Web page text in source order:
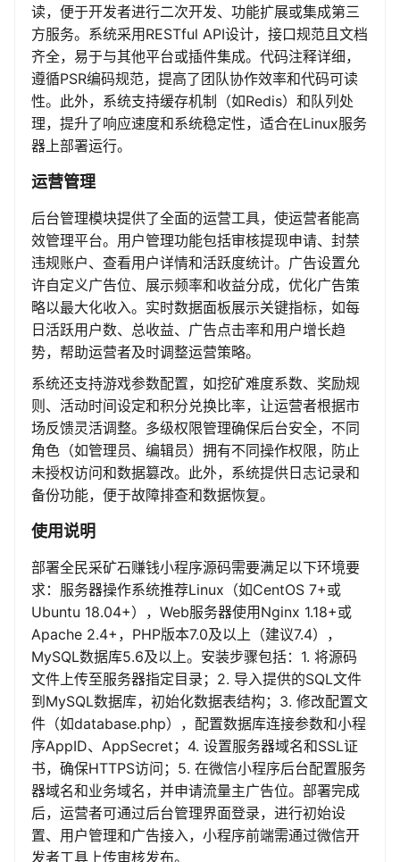
读，便于开发者进行二次开发、功能扩展或集成第三
方服务。系统采用RESTful API设计，接口规范且文档
齐全，易于与其他平台或插件集成。代码注释详细，
遵循PSR编码规范，提高了团队协作效率和代码可读
性。此外，系统支持缓存机制（如Redis）和队列处
理，提升了响应速度和系统稳定性，适合在Linux服务
器上部署运行。
运营管理
后台管理模块提供了全面的运营工具，使运营者能高
效管理平台。用户管理功能包括审核提现申请、封禁
违规账户、查看用户详情和活跃度统计。广告设置允
许自定义广告位、展示频率和收益分成，优化广告策
略以最大化收入。实时数据面板展示关键指标，如每
日活跃用户数、总收益、广告点击率和用户增长趋
势，帮助运营者及时调整运营策略。
系统还支持游戏参数配置，如挖矿难度系数、奖励规
则、活动时间设定和积分兑换比率，让运营者根据市
场反馈灵活调整。多级权限管理确保后台安全，不同
角色（如管理员、编辑员）拥有不同操作权限，防止
未授权访问和数据篡改。此外，系统提供日志记录和
备份功能，便于故障排查和数据恢复。
使用说明
部署全民采矿石赚钱小程序源码需要满足以下环境要
求：服务器操作系统推荐Linux（如CentOS 7+或
Ubuntu 18.04+），Web服务器使用Nginx 1.18+或
Apache 2.4+，PHP版本7.0及以上（建议7.4），
MySQL数据库5.6及以上。安装步骤包括：1. 将源码
文件上传至服务器指定目录；2. 导入提供的SQL文件
到MySQL数据库，初始化数据表结构；3. 修改配置文
件（如database.php），配置数据库连接参数和小程
序AppID、AppSecret；4. 设置服务器域名和SSL证
书，确保HTTPS访问；5. 在微信小程序后台配置服务
器域名和业务域名，并申请流量主广告位。部署完成
后，运营者可通过后台管理界面登录，进行初始设
置、用户管理和广告接入，小程序前端需通过微信开
发者工具上传审核发布。